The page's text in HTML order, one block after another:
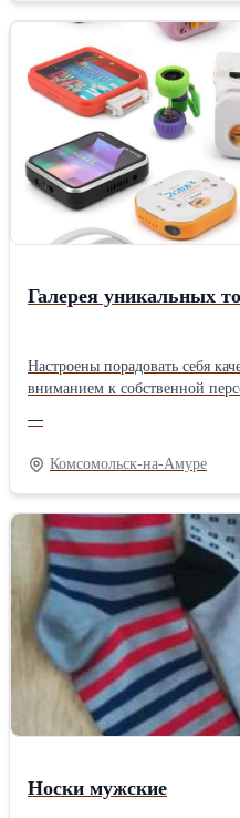
Галерея уникальных
Настроены порадовать себя
вниманием к собственной
дополнения к домашнему
—
Комсомольск-на-Амуре
Носки мужские